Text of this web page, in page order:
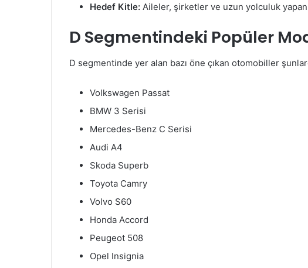
Hedef Kitle: Aileler, şirketler ve uzun yolculuk
D Segmentindeki Popüler
D segmentinde yer alan bazı öne çıkan otomobiller
Volkswagen Passat
BMW 3 Serisi
Mercedes-Benz C Serisi
Audi A4
Skoda Superb
Toyota Camry
Volvo S60
Honda Accord
Peugeot 508
Opel Insignia